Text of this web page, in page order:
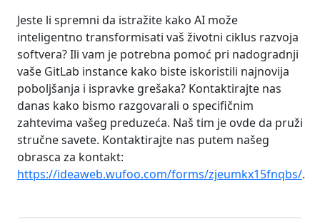
Jeste li spremni da istražite kako AI može
inteligentno transformisati vaš životni ciklus razvoja
softvera? Ili vam je potrebna pomoć pri nadogradnji
vaše GitLab instance kako biste iskoristili najnovija
poboljšanja i ispravke grešaka? Kontaktirajte nas
danas kako bismo razgovarali o specifičnim
zahtevima vašeg preduzeća. Naš tim je ovde da pruži
stručne savete. Kontaktirajte nas putem našeg
obrasca za kontakt:
https://ideaweb.wufoo.com/forms/zjeumkx15fnqbs/.